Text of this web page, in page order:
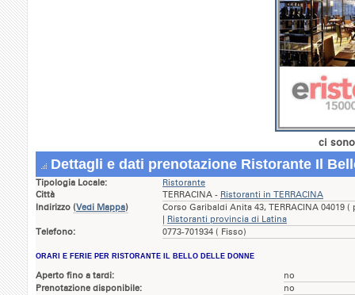
ci
Dettagli e dati prenotazione Ristorante Il
Tipologia Locale:
Ristorante
Città
TERRACINA - Ristoranti in TERRACINA
Indirizzo (Vedi Mappa)
Corso Garibaldi Anita 43, TERRACINA 04019
| Ristoranti provincia di Latina
Telefono:
0773-701934 ( Fisso)
ORARI E FERIE PER RISTORANTE IL BELLO DELLE DONNE
Aperto fino a tardi:
no
Prenotazione disponibile:
no